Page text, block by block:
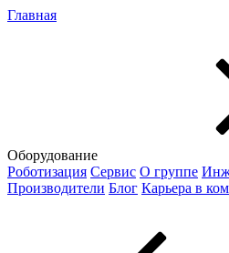
Главная
Оборудование
Роботизация Сервис О группе
Производители Блог Карьера в